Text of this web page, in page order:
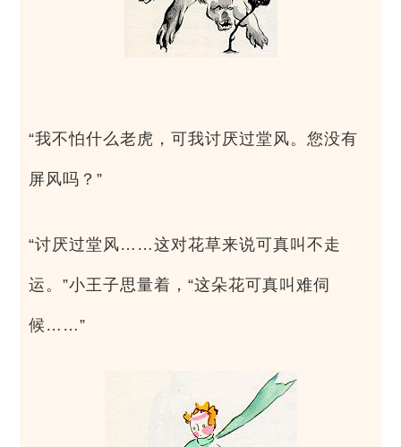
“我不怕什么老虎，可我讨厌过堂风。您没有
屏风吗？”
“讨厌过堂风……这对花草来说可真叫不走
运。”小王子思量着，“这朵花可真叫难伺
候……”